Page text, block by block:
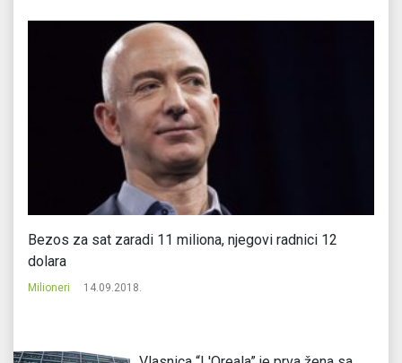
Bezos za sat zaradi 11 miliona, njegovi radnici 12
dolara
Milioneri 14.09.2018.